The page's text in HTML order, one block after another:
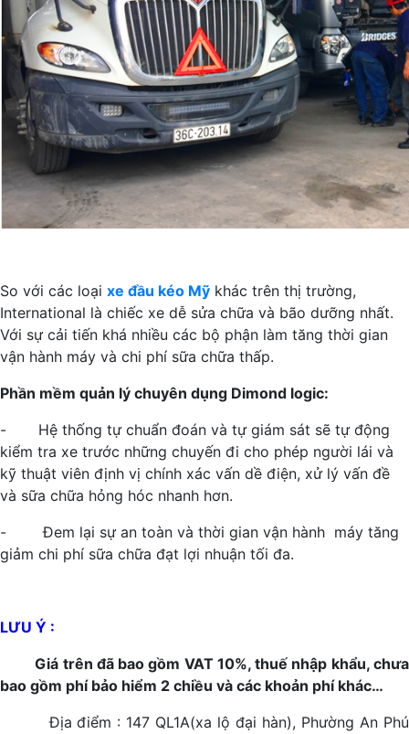
So với các loại xe đầu kéo Mỹ khác trên thị trường,
International là chiếc xe dễ sửa chữa và bão dưỡng nhất.
Với sự cải tiến khá nhiều các bộ phận làm tăng thời gian
vận hành máy và chi phí sữa chữa thấp.
Phần mềm quản lý chuyên dụng Dimond logic:
- Hệ thống tự chuẩn đoán và tự giám sát sẽ tự động
kiểm tra xe trước những chuyến đi cho phép người lái và
kỹ thuật viên định vị chính xác vấn dề điện, xử lý vấn đề
và sữa chữa hỏng hóc nhanh hơn.
- Đem lại sự an toàn và thời gian vận hành máy tăng
giảm chi phí sữa chữa đạt lợi nhuận tối đa.
LƯU Ý :
Giá trên đã bao gồm VAT 10%, thuế nhập khẩu, chưa
bao gồm phí bảo hiểm 2 chiều và các khoản phí khác…
Địa điểm : 147 QL1A(xa lộ đại hàn), Phường An Phú